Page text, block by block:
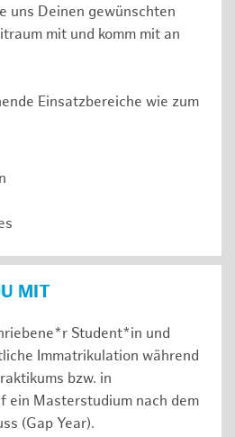
uns Deinen gewünschten
mit und komm mit an
Einsatzbereiche wie zum
MIT
Student*in und
Immatrikulation während
bzw. in
ein Masterstudium nach dem
(Gap Year).